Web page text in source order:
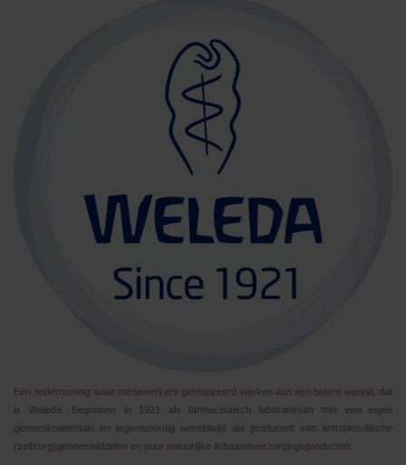
Een onderneming waar medewerkers geïnspireerd werken aan een betere wereld, dat
is Weleda. Begonnen in 1921 als farmaceutisch laboratorium met een eigen
geneeskruidentuin en tegenwoordig wereldwijd als producent van antroposofische
(zelfzorg)geneesmiddelen en puur natuurlijke lichaamsverzorgingsproducten.